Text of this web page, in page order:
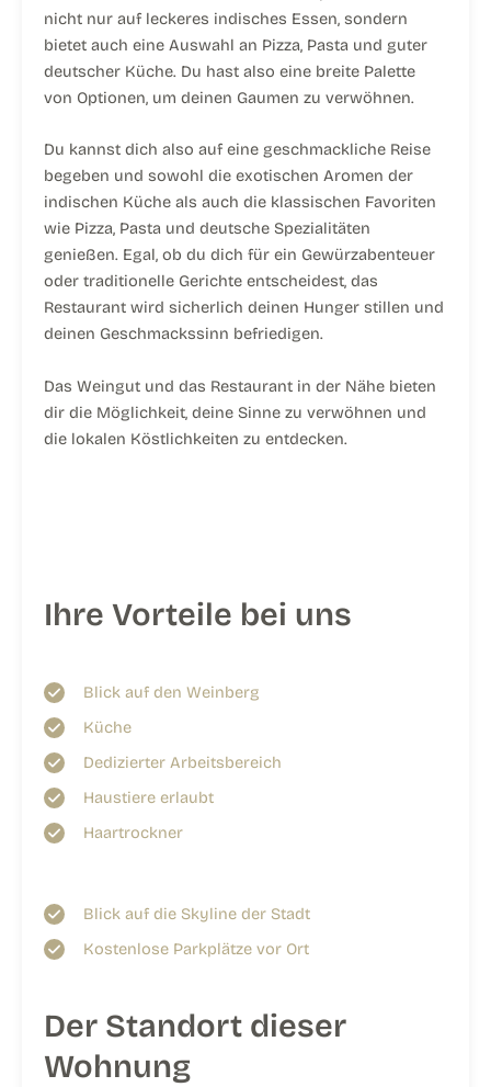
nicht nur auf leckeres indisches Essen, sondern
bietet auch eine Auswahl an Pizza, Pasta und guter
deutscher Küche. Du hast also eine breite Palette
von Optionen, um deinen Gaumen zu verwöhnen.
Du kannst dich also auf eine geschmackliche Reise
begeben und sowohl die exotischen Aromen der
indischen Küche als auch die klassischen Favoriten
wie Pizza, Pasta und deutsche Spezialitäten
genießen. Egal, ob du dich für ein Gewürzabenteuer
oder traditionelle Gerichte entscheidest, das
Restaurant wird sicherlich deinen Hunger stillen und
deinen Geschmackssinn befriedigen.
Das Weingut und das Restaurant in der Nähe bieten
dir die Möglichkeit, deine Sinne zu verwöhnen und
die lokalen Köstlichkeiten zu entdecken.
Ihre Vorteile bei uns
Blick auf den Weinberg
Küche
Dedizierter Arbeitsbereich
Haustiere erlaubt
Haartrockner
Blick auf die Skyline der Stadt
Kostenlose Parkplätze vor Ort
Der Standort dieser
Wohnung